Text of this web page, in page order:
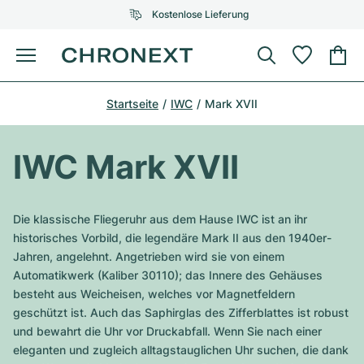
Kostenlose Lieferung
Menü
AUSGEWÄHLTE MARKEN
Alle Rolex Modelle
Top-Modelle
Air-King
Omega
Alle Omega Modelle
Top-Modelle
Patek Philippe
Alle Patek Philippe Modelle
Top-Modelle
Audemars Piguet
Alle Audemars Piguet Modelle
Cartier
Breitling
Certified Pre-Owned
Schmuck
AUSGEWÄHLTE MARKEN
Tiffany
Louis Vuitton
Gebauer & Gebauer
Van Cleef & Arpels
Bvlgari
Neuzugänge
Service
Startseite IWC Mark XVII
IWC Mark XVII
Die klassische Fliegeruhr aus dem Hause IWC ist an ihr
historisches Vorbild, die legendäre Mark II aus den 1940er-
Jahren, angelehnt. Angetrieben wird sie von einem
Automatikwerk (Kaliber 30110); das Innere des Gehäuses
besteht aus Weicheisen, welches vor Magnetfeldern
geschützt ist. Auch das Saphirglas des Zifferblattes ist robust
und bewahrt die Uhr vor Druckabfall. Wenn Sie nach einer
eleganten und zugleich alltagstauglichen Uhr suchen, die dank